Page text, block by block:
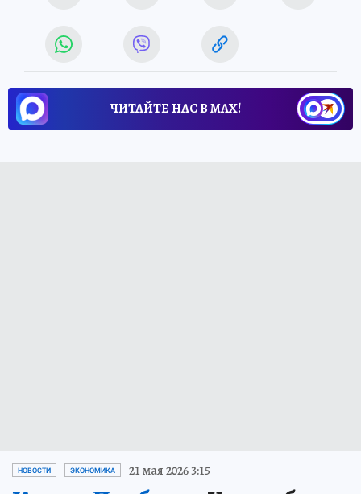
ЧИТАЙТЕ НАС В МАХ!
НОВОСТИ ЭКОНОМИКА 21 мая 2026 3:15